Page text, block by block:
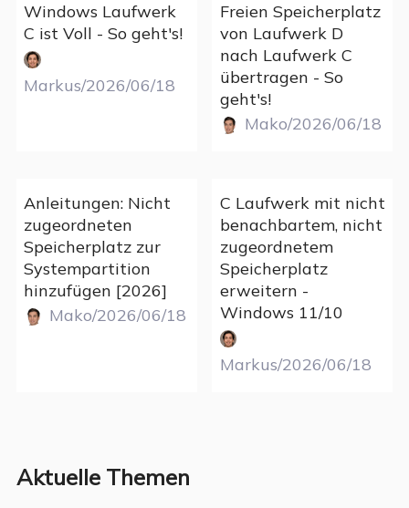
Windows Laufwerk
C ist Voll - So geht's!
Markus/2026/06/18
Freien Speicherplatz
von Laufwerk D
nach Laufwerk C
übertragen - So
geht's!
Mako/2026/06/18
Anleitungen: Nicht
zugeordneten
Speicherplatz zur
Systempartition
hinzufügen [2026]
Mako/2026/06/18
C Laufwerk mit nicht
benachbartem, nicht
zugeordnetem
Speicherplatz
erweitern -
Windows 11/10
Markus/2026/06/18
Aktuelle Themen